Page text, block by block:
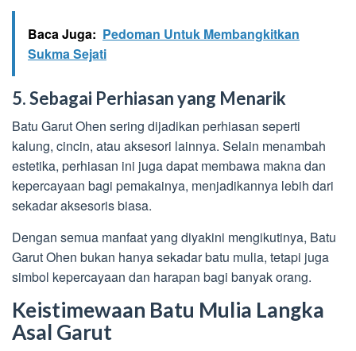
Baca Juga: Pedoman Untuk Membangkitkan
Sukma Sejati
5. Sebagai Perhiasan yang Menarik
Batu Garut Ohen sering dijadikan perhiasan seperti
kalung, cincin, atau aksesori lainnya. Selain menambah
estetika, perhiasan ini juga dapat membawa makna dan
kepercayaan bagi pemakainya, menjadikannya lebih dari
sekadar aksesoris biasa.
Dengan semua manfaat yang diyakini mengikutinya, Batu
Garut Ohen bukan hanya sekadar batu mulia, tetapi juga
simbol kepercayaan dan harapan bagi banyak orang.
Keistimewaan Batu Mulia Langka
Asal Garut